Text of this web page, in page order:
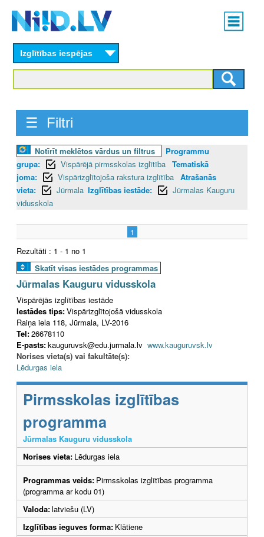
content
Main
menu
Izglītības iespējas
☰ Filtri
Notīrīt meklētos vārdus un filtrus
Programmu
grupa:
Vispārējā pirmsskolas izglītība Tematiskā
joma:
Vispārizglītojoša rakstura izglītība Atrašanās
vieta:
Jūrmala Izglītības iestāde:
Jūrmalas Kauguru
vidusskola
1
Rezultāti : 1 - 1 no 1
Skatīt visas iestādes programmas
Jūrmalas Kauguru vidusskola
Vispārējās izglītības iestāde
Iestādes tips:Vispārizglītojošā vidusskola
Raiņa iela 118, Jūrmala, LV-2016
Tel:26678110
E-pasts:kauguruvsk@edu.jurmala.lv www.kauguruvsk.lv
Norises vieta(s) vai fakultāte(s):
Lēdurgas iela
Pirmsskolas izglītības
programma
Jūrmalas Kauguru vidusskola
Norises vieta: Lēdurgas iela
Programmas veids: Pirmsskolas izglītības programma
(programma ar kodu 01)
Valoda:latviešu (LV)
Izglītības ieguves forma: Klātiene